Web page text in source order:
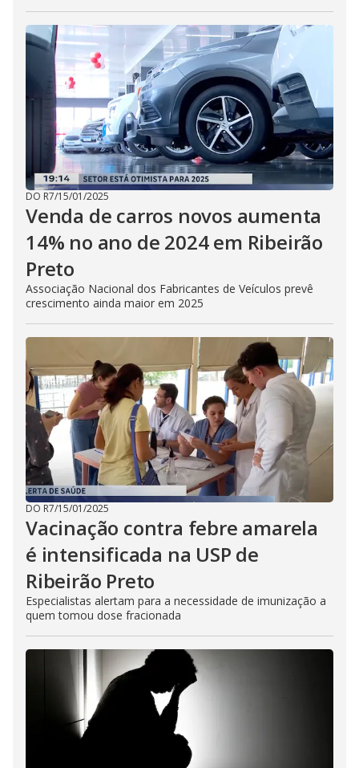
DO R7/15/01/2025
Venda de carros novos aumenta
14% no ano de 2024 em Ribeirão
Preto
Associação Nacional dos Fabricantes de Veículos prevê
crescimento ainda maior em 2025
DO R7/15/01/2025
Vacinação contra febre amarela
é intensificada na USP de
Ribeirão Preto
Especialistas alertam para a necessidade de imunização a
quem tomou dose fracionada